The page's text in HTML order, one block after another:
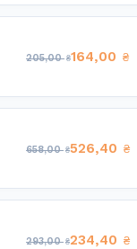
205,00₴164,00 ₴
658,00₴526,40 ₴
293,00₴234,40 ₴